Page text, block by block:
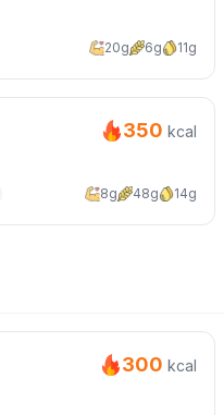
20g 6g 11g
350kcal
8g 48g 14g
300kcal